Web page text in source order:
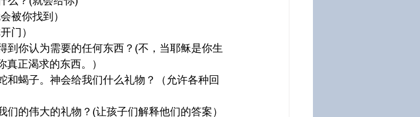
被你找到）
门）
到你认为需要的任何东西？(不，当耶稣是你生
正渴求的东西。）
和蝎子。神会给我们什么礼物？（允许各种回
的伟大的礼物？(让孩子们解释他们的答案）